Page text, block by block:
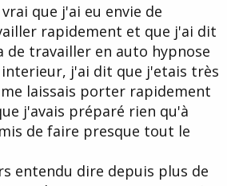
que j'ai eu envie de
rapidement et que j'ai dit
de travailler en auto hypnose
j'ai dit que j'etais très
laissais porter rapidement
j'avais préparé rien qu'à
de faire presque tout le
entendu dire depuis plus de